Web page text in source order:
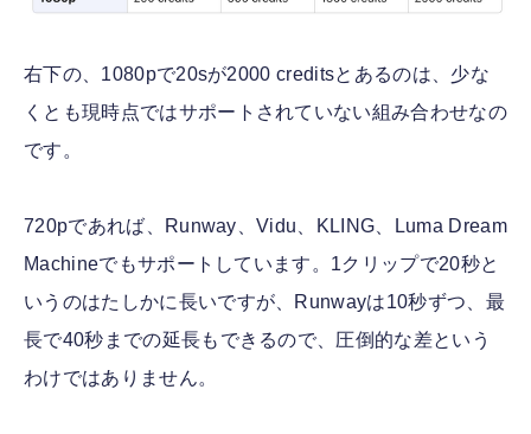
右下の、1080pで20sが2000 creditsとあるのは、少な
くとも現時点ではサポートされていない組み合わせなの
です。
720pであれば、Runway、Vidu、KLING、Luma Dream
Machineでもサポートしています。1クリップで20秒と
いうのはたしかに長いですが、Runwayは10秒ずつ、最
長で40秒までの延長もできるので、圧倒的な差という
わけではありません。